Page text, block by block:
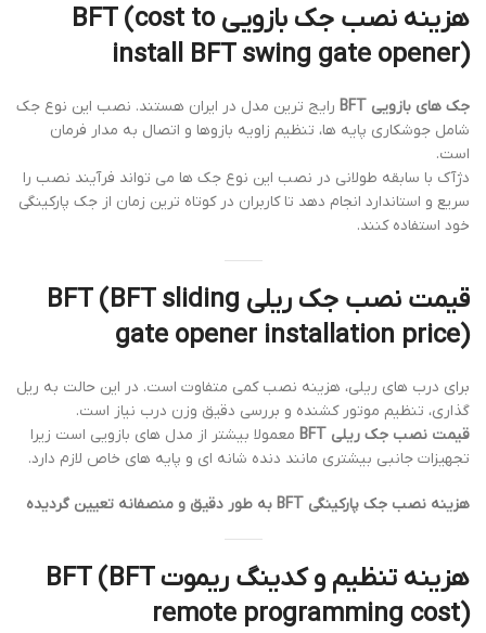
هزینه نصب جک بازویی BFT (cost to
install BFT swing gate opener)
جک های بازویی BFT
رایج ترین مدل در ایران هستند. نصب این نوع جک
شامل جوشکاری پایه ها، تنظیم زاویه بازوها و اتصال به مدار فرمان
است.
دژآک با سابقه طولانی در نصب این نوع جک ها می تواند فرآیند نصب را
سریع و استاندارد انجام دهد تا کاربران در کوتاه ترین زمان از جک پارکینگی
خود استفاده کنند.
قیمت نصب جک ریلی BFT (BFT sliding
gate opener installation price)
برای درب های ریلی، هزینه نصب کمی متفاوت است. در این حالت به ریل
گذاری، تنظیم موتور کشنده و بررسی دقیق وزن درب نیاز است.
قیمت نصب جک ریلی BFT
معمولا بیشتر از مدل های بازویی است زیرا
تجهیزات جانبی بیشتری مانند دنده شانه ای و پایه های خاص لازم دارد.
هزینه نصب جک پارکینگی BFT به طور دقیق و منصفانه تعیین گردیده
هزینه تنظیم و کدینگ ریموت BFT (BFT
remote programming cost)